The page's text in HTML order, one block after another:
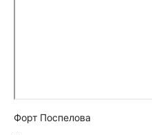
Форт Поспелова